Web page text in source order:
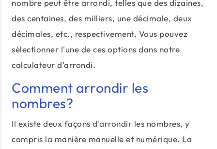
nombre peut être arrondi, telles que des dizaines,
des centaines, des milliers, une décimale, deux
décimales, etc., respectivement. Vous pouvez
sélectionner l'une de ces options dans notre
calculateur d'arrondi.
Comment arrondir les
nombres?
Il existe deux façons d'arrondir les nombres, y
compris la manière manuelle et numérique. La